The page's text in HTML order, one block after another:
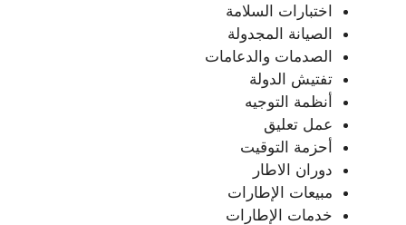
اختبارات السلامة
الصيانة المجدولة
الصدمات والدعامات
تفتيش الدولة
أنظمة التوجيه
عمل تعليق
أحزمة التوقيت
دوران الاطار
مبيعات الإطارات
خدمات الإطارات